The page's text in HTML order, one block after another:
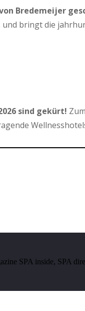
Bredemeijer
bringt die
sind gekürt!
SPA inside, SPA